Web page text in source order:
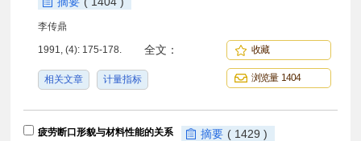
李传鼎
1991, (4): 175-178. 全文：
相关文章 计量指标
收藏
浏览量 1404
疲劳断口形貌与材料性能的关系 摘要 ( 1429 )